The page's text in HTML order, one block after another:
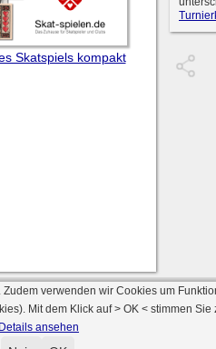
Skatspiels kompakt
2026 skat-spielen.de
verwenden wir Cookies um
Mit dem Klick auf> OK <stimmen Sie
Details ansehen